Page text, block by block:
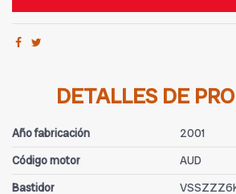
DETALLES DE
Año fabricación
2001
Código motor
AUD
Bastidor